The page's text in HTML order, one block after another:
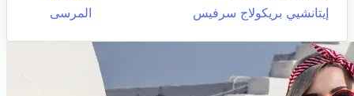
إيتانشيي بريكولاج سرفيس
المرسى